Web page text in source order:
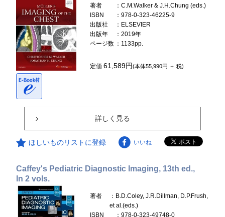
著者
：C.M.Walker & J.H.Chung (eds.)
ISBN
：978-0-323-46225-9
出版社
：ELSEVIER
出版年
：2019年
ページ数 ：1133pp.
定価61,589円(本体55,990円 ＋ 税)
詳しく見る
ほしいものリストに登録 いいね
Caffey's Pediatric Diagnostic Imaging, 13th ed.,
In 2 vols.
著者
：B.D.Coley, J.R.Dillman, D.P.Frush,
et al.(eds.)
ISBN
：978-0-323-49748-0